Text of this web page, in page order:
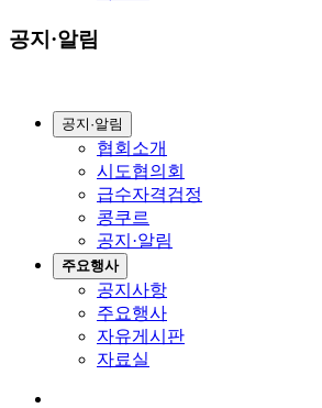
공지·알림
공지·알림
협회소개
시도협의회
급수자격검정
콩쿠르
공지·알림
주요행사
공지사항
주요행사
자유게시판
자료실